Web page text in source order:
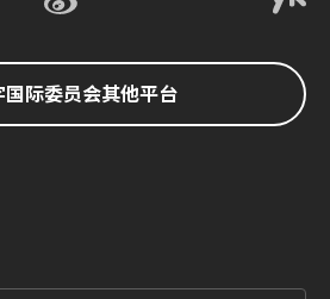
国际委员会其他平台